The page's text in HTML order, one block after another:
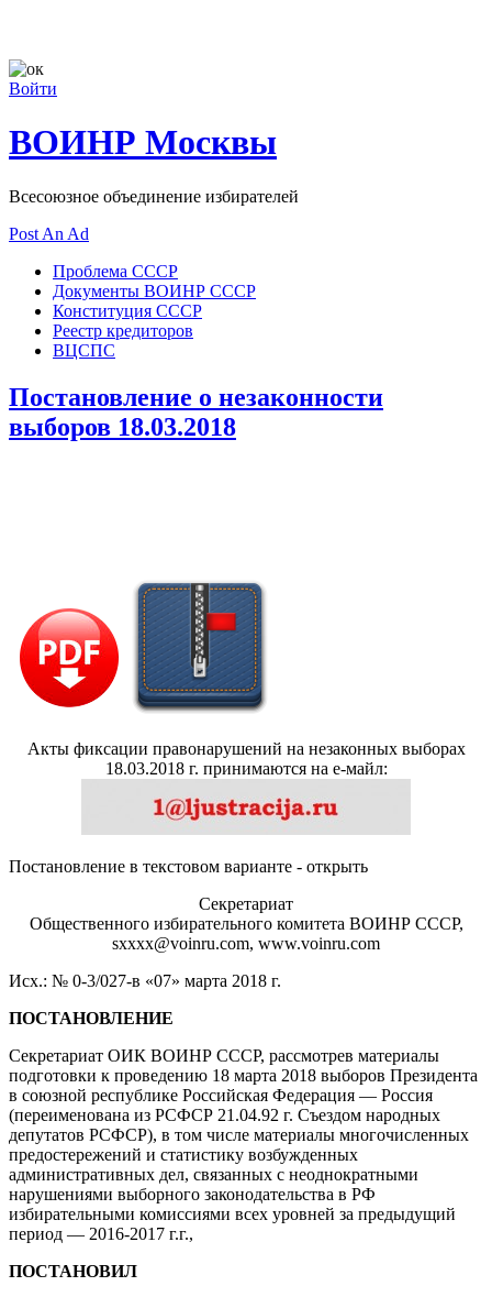
Войти
ВОИНР Москвы
Всесоюзное объединение избирателей
Post An Ad
Проблема СССР
Документы ВОИНР СССР
Конституция СССР
Реестр кредиторов
ВЦСПС
Постановление о незаконности
выборов 18.03.2018
Акты фиксации правонарушений на незаконных выборах
18.03.2018 г. принимаются на е-майл:
Постановление в текстовом варианте - открыть
Секретариат
Общественного избирательного комитета ВОИНР СССР,
sхххх@voinru.com, www.voinru.com
Исх.: № 0-3/027-в «07» марта 2018 г.
ПОСТАНОВЛЕНИЕ
Секретариат ОИК ВОИНР СССР, рассмотрев материалы
подготовки к проведению 18 марта 2018 выборов Президента
в союзной республике Российская Федерация — Россия
(переименована из РСФСР 21.04.92 г. Съездом народных
депутатов РСФСР), в том числе материалы многочисленных
предостережений и статистику возбужденных
административных дел, связанных с неоднократными
нарушениями выборного законодательства в РФ
избирательными комиссиями всех уровней за предыдущий
период — 2016-2017 г.г.,
ПОСТАНОВИЛ